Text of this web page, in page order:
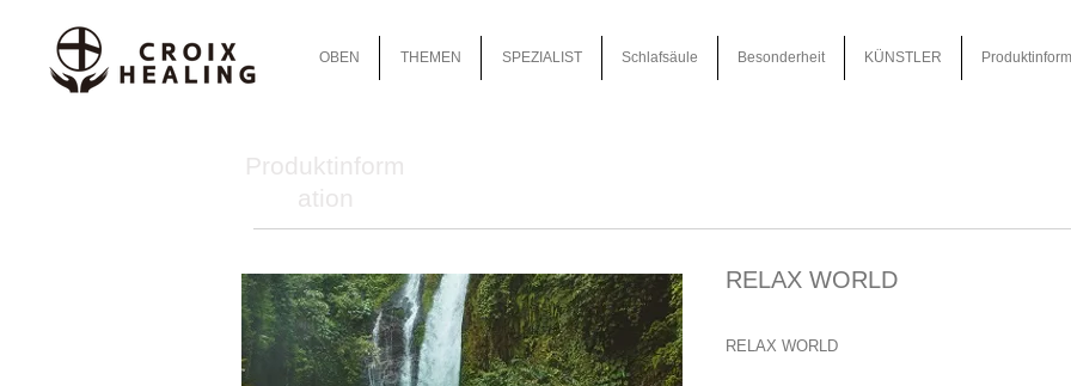
OBEN THEMEN SPEZIALIST Schlafsäule Besonderheit KÜNSTLER
Produktinform
ation
RELAX WORLD
RELAX WORLD